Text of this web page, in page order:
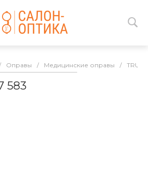
Оправы / Медицинские оправы /
583